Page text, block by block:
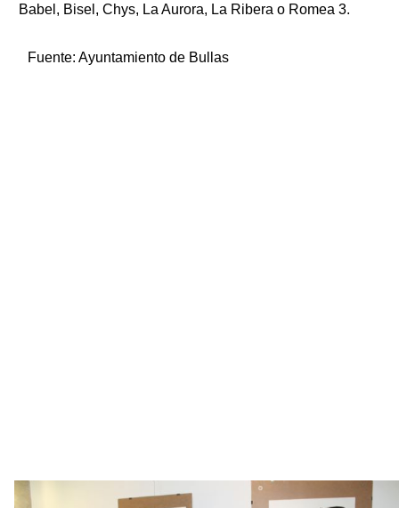
Babel, Bisel, Chys, La Aurora, La Ribera o Romea 3.
Fuente: Ayuntamiento de Bullas